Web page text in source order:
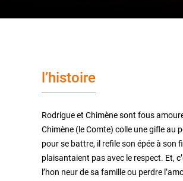
l’histoire
Rodrigue et Chimène sont fous
Chimène (le Comte) colle une gifle au
pour se battre, il refile son épée à son
plaisantaient pas avec le respect. Et,
l’hon neur de sa famille ou perdre